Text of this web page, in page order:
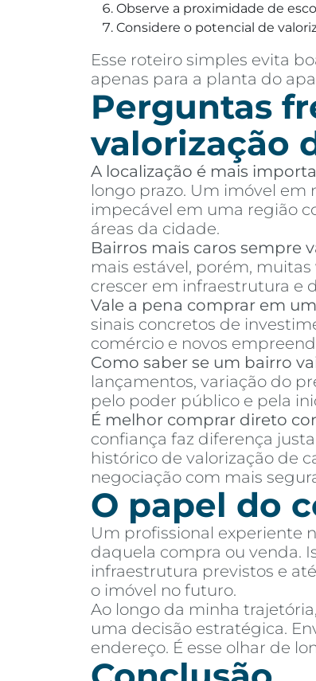
Observe a proximidade de
Considere o potencial de
Esse roteiro simples evita
apenas para a planta do
Perguntas
valorização
A localização é mais
longo prazo. Um imóvel em
impecável em uma região
áreas da cidade.
Bairros mais caros sempre
mais estável, porém,
crescer em infraestrutura e
Vale a pena comprar em
sinais concretos de
comércio e novos
Como saber se um bairro
lançamentos, variação do
pelo poder público e pela
É melhor comprar direto
confiança faz diferença
histórico de valorização de
negociação com mais
O papel do
Um profissional experiente
daquela compra ou venda.
infraestrutura previstos e
o imóvel no futuro.
Ao longo da minha
uma decisão estratégica.
endereço. É esse olhar de